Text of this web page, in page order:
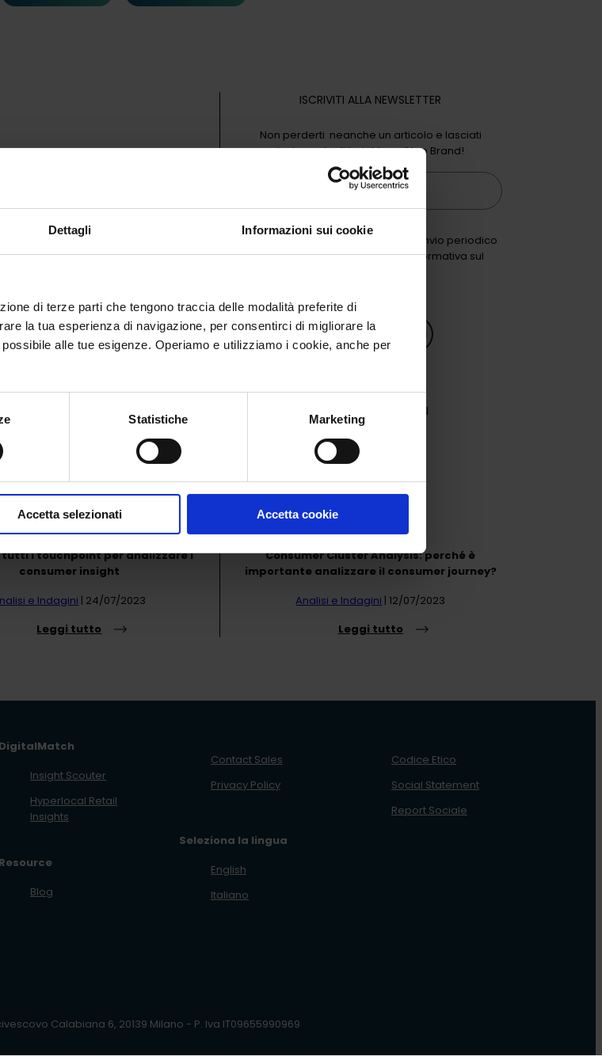
Dettagli Informazioni sui cookie
di terze parti che tengono traccia delle modalità preferite di
la tua esperienza di navigazione, per consentirci di migliorare la
alle tue esigenze. Operiamo e utilizziamo i cookie, anche per
Statistiche Marketing
Accetta selezionati Accetta cookie
ISCRIVITI ALLA NEWSLETTER
Non perderti neanche un articolo e lasciati
ispirare dagli insight per il tuo Brand!
Premendo su "invia" richiedi l'invio periodico
della newsletter di Intribe, l'informativa sul
Invia
GLI ARTICOLI PIÙ LETTI
i touchpoint per analizzare i
consumer insight
e Indagini | 24/07/2023
Leggi tutto
Consumer Cluster Analysis: perché è
importante analizzare il consumer journey?
Analisi e Indagini | 12/07/2023
Leggi tutto
DigitalMatch
Insight Scouter
Hyperlocal Retail
Insights
Resource
Blog
Contact Sales
Privacy Policy
Seleziona la lingua
English
Italiano
Codice Etico
Social Statement
Report Sociale
Calabiana 6, 20139 Milano - P. Iva IT09655990969